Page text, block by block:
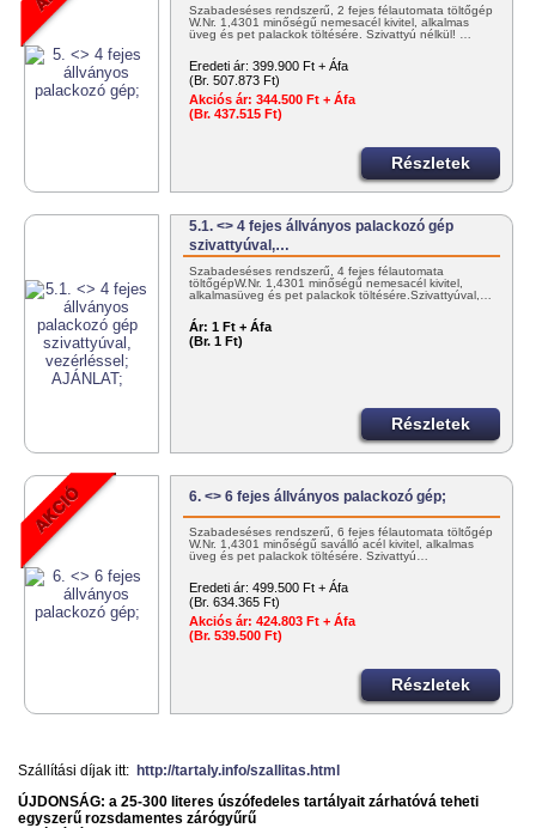
Szabadeséses rendszerű, 2 fejes félautomata töltőgép
W.Nr. 1,4301 minőségű nemesacél kivitel, alkalmas
üveg és pet palackok töltésére. Szivattyú nélkül! …
Eredeti ár: 399.900 Ft + Áfa
(Br. 507.873 Ft)
Akciós ár: 344.500 Ft + Áfa
(Br. 437.515 Ft)
Részletek
5.1. <> 4 fejes állványos palackozó gép
szivattyúval,…
Szabadeséses rendszerű, 4 fejes félautomata
töltőgépW.Nr. 1,4301 minőségű nemesacél kivitel,
alkalmasüveg és pet palackok töltésére.Szivattyúval,…
Ár: 1 Ft + Áfa
(Br. 1 Ft)
Részletek
6. <> 6 fejes állványos palackozó gép;
Szabadeséses rendszerű, 6 fejes félautomata töltőgép
W.Nr. 1,4301 minőségű saválló acél kivitel, alkalmas
üveg és pet palackok töltésére. Szivattyú…
Eredeti ár: 499.500 Ft + Áfa
(Br. 634.365 Ft)
Akciós ár: 424.803 Ft + Áfa
(Br. 539.500 Ft)
Részletek
Szállítási díjak itt: http://tartaly.info/szallitas.html
ÚJDONSÁG: a 25-300 literes úszófedeles tartályait zárhatóvá teheti
egyszerű rozsdamentes zárógyűrű